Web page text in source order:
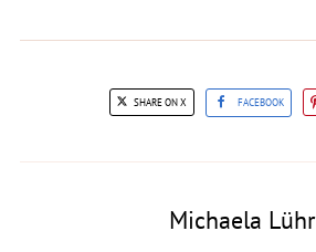
SHARE ON X FACEBOOK
Michaela Lühr